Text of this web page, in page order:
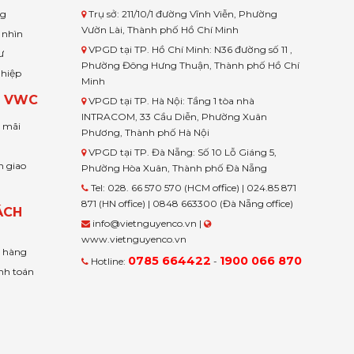
VWC
mãi
giao
hàng
toán
Trụ sở: 211/10/1 đường Vĩnh Viễn, Phường
Vườn Lài, Thành phố Hồ Chí Minh
VPGD tại TP. Hồ Chí Minh: N36 đường số 11 ,
Phường Đông Hưng Thuận, Thành phố Hồ Chí
Minh
VPGD tại TP. Hà Nội: Tầng 1 tòa nhà
INTRACOM, 33 Cầu Diễn, Phường Xuân
Phương, Thành phố Hà Nội
VPGD tại TP. Đà Nẵng: Số 10 Lỗ Giáng 5,
Phường Hòa Xuân, Thành phố Đà Nẵng
Tel: 028. 66 570 570 (HCM office) | 024.85 871
871 (HN office) | 0848 663300 (Đà Nẵng office)
info@vietnguyenco.vn |
www.vietnguyenco.vn
Hotline: 0785 664422 - 1900 066 870